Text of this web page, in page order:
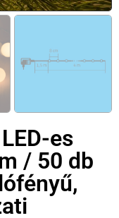
es
/ 50 db